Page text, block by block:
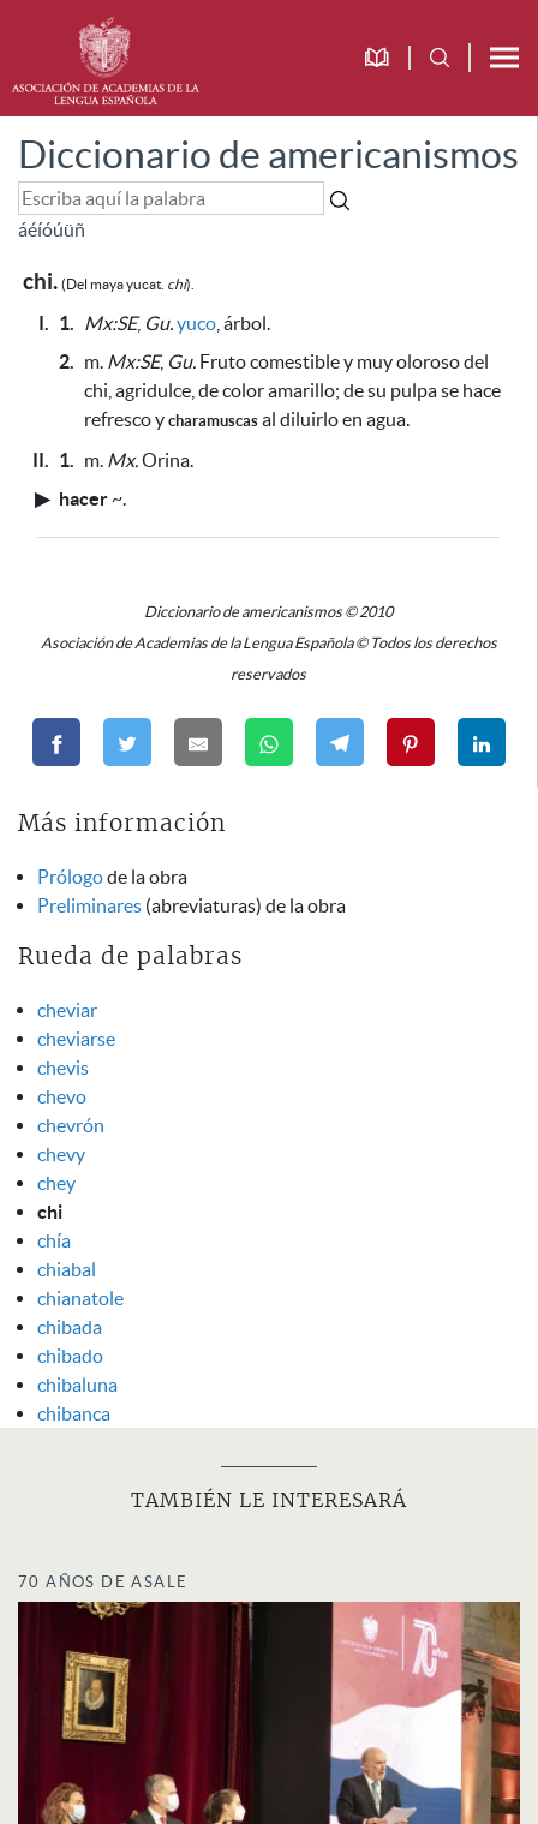
Diccionario de americanismos
áéíóúüñ
chi. (Del maya yucat. chi).
I. 1. Mx:SE, Gu.yuco , árbol.
2. m. Mx:SE, Gu. Frutocomestibley muy oloroso del
chi, agridulce, de color amarillo; de su pulpa se hace
refresco y charamuscas al diluirlo en agua.
II. 1. m. Mx.Orina.
▶ hacer ~.
Diccionario de americanismos © 2010
Asociación de Academias de la Lengua Española © Todos los derechos
reservados
Más información
Prólogode la obra
Preliminares (abreviaturas) de la obra
Rueda de palabras
cheviar
cheviarse
chevis
chevo
chevrón
chevy
chey
chi
chía
chiabal
chianatole
chibada
chibado
chibaluna
chibanca
TAMBIÉN LE INTERESARÁ
70 AÑOS DE ASALE